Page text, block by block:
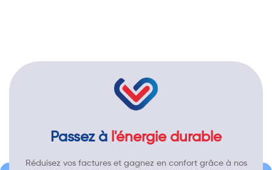
Passez à l'énergie durable
Réduisez vos factures et gagnez en confort grâce à nos